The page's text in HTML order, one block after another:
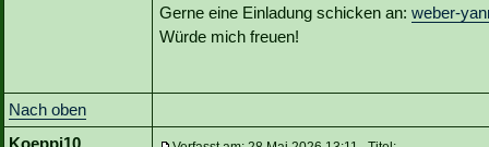
Gerne eine Einladung schicken an: weber-
Würde mich freuen!
Nach oben